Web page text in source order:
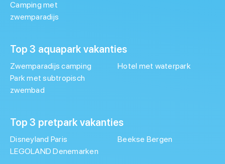
Camping met
zwemparadijs
Top 3 aquapark vakanties
Zwemparadijs camping
Park met subtropisch
zwembad
Hotel met waterpark
Top 3 pretpark vakanties
Disneyland Paris
LEGOLAND Denemarken
Beekse Bergen